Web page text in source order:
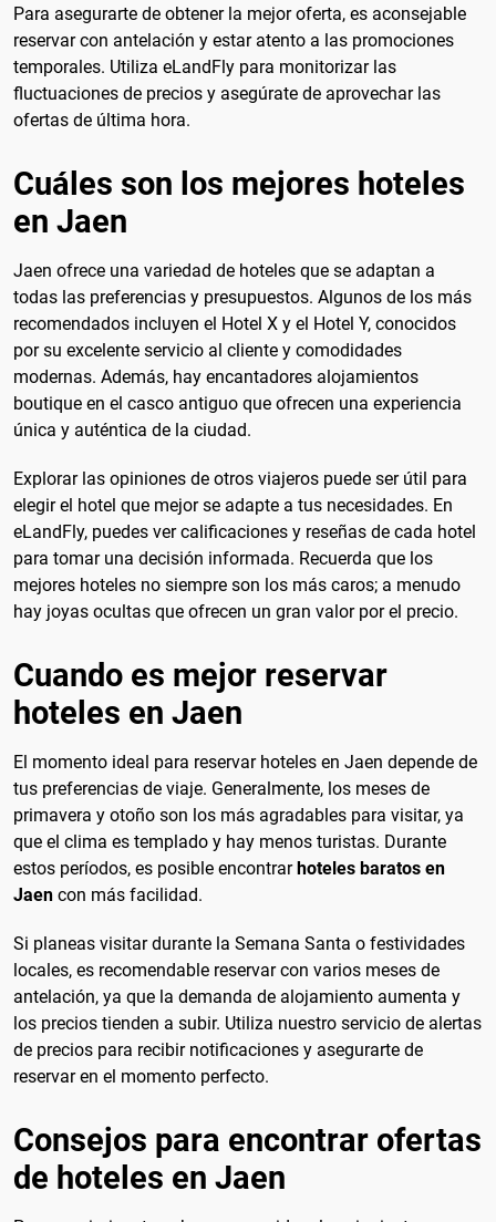
Para asegurarte de obtener la mejor oferta, es aconsejable
reservar con antelación y estar atento a las promociones
temporales. Utiliza eLandFly para monitorizar las
fluctuaciones de precios y asegúrate de aprovechar las
ofertas de última hora.
Cuáles son los mejores hoteles
en Jaen
Jaen ofrece una variedad de hoteles que se adaptan a
todas las preferencias y presupuestos. Algunos de los más
recomendados incluyen el Hotel X y el Hotel Y, conocidos
por su excelente servicio al cliente y comodidades
modernas. Además, hay encantadores alojamientos
boutique en el casco antiguo que ofrecen una experiencia
única y auténtica de la ciudad.
Explorar las opiniones de otros viajeros puede ser útil para
elegir el hotel que mejor se adapte a tus necesidades. En
eLandFly, puedes ver calificaciones y reseñas de cada hotel
para tomar una decisión informada. Recuerda que los
mejores hoteles no siempre son los más caros; a menudo
hay joyas ocultas que ofrecen un gran valor por el precio.
Cuando es mejor reservar
hoteles en Jaen
El momento ideal para reservar hoteles en Jaen depende de
tus preferencias de viaje. Generalmente, los meses de
primavera y otoño son los más agradables para visitar, ya
que el clima es templado y hay menos turistas. Durante
estos períodos, es posible encontrar hoteles baratos en
Jaen con más facilidad.
Si planeas visitar durante la Semana Santa o festividades
locales, es recomendable reservar con varios meses de
antelación, ya que la demanda de alojamiento aumenta y
los precios tienden a subir. Utiliza nuestro servicio de alertas
de precios para recibir notificaciones y asegurarte de
reservar en el momento perfecto.
Consejos para encontrar ofertas
de hoteles en Jaen